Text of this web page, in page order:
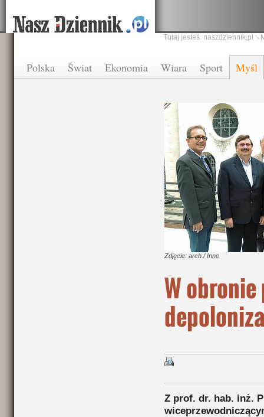
Polska Świat Ekonomia Wiara Sport Myśl
Tutaj jesteś: naszdziennik.pl
Zdjęcie: arch./ Inne
W
Z prof. dr. hab. inż.